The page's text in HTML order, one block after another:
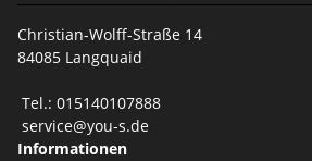
Christian-Wolff-Straße 14
84085 Langquaid
Tel.: 015140107888
service@you-s.de
Informationen